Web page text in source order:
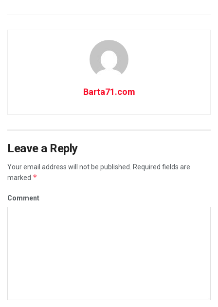
Barta71.com
Leave a Reply
Your email address will not be published.
Required fields are
marked *
Comment